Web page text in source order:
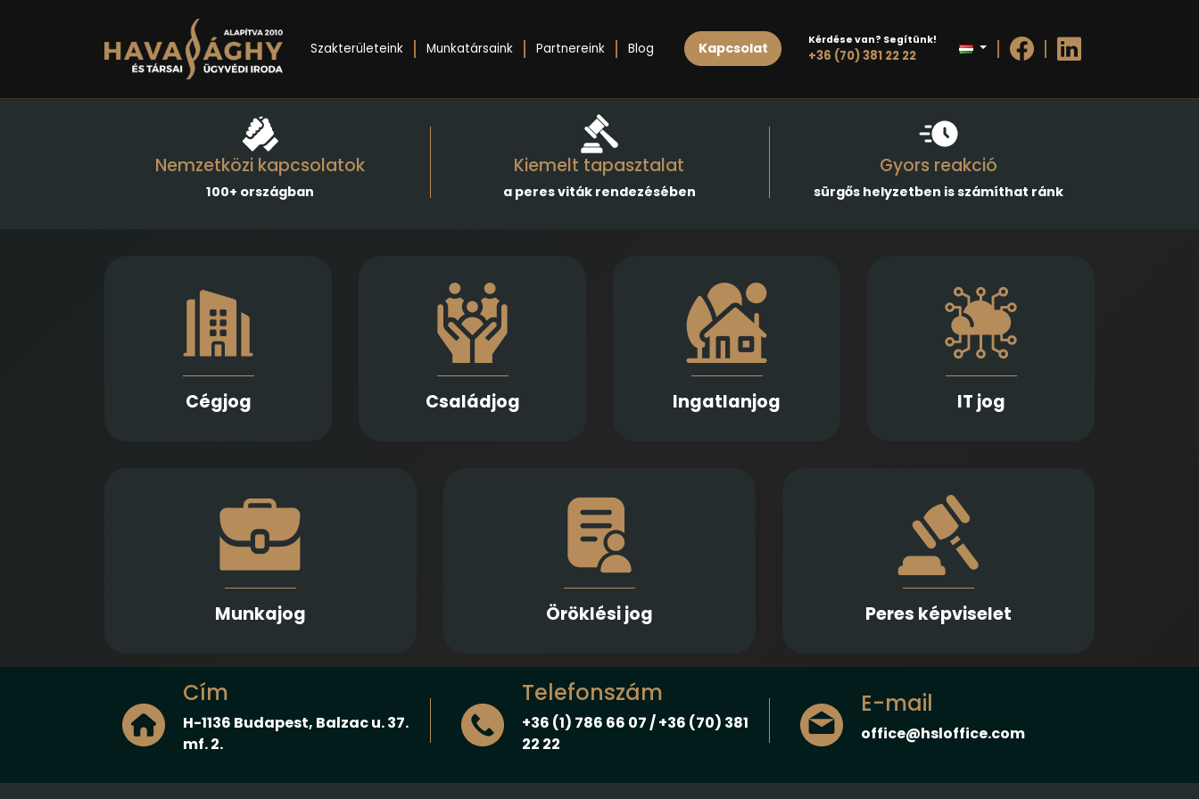
Szakterületeink Munkatársaink Partnereink Blog Kapcsolat Kérdése van? Segítünk!
+36 (70) 381 22 22
Nemzetközi kapcsolatok
100+ országban
Kiemelt tapasztalat
a peres viták rendezésében
Gyors reakció
sürgős helyzetben is számíthat ránk
Cégjog
alapításában,
módosításában és
átalakulásában biztosítunk
teljes körű szolgáltatást
Jogi képviseletet vállalunk
végelszámolás, csőd- és
felszámolási eljárás során
Családjog
Empatikus, megalapozott jogi
támogatást nyújtunk
házassági bontóper,
vagyonmegosztás, tartásdíj,
gyermekelhelyezés, szülői
gyámság kapcsán
Ingatlanjog
Ingatlan adásvétel,
ajándékozás, bérlet, fejlesztés
és beruházási szerződések
szakértő jogi előkészítését és
IT jog
Információs technológiai
szerződések, adatvédelmi és
szoftverjogi kérdések, AI -val
Munkajog
Munkaszerződések, belső szabályzatok és
munkaügyi viták kapcsán nyújtunk
hatékony tanácsadást és képviseletet
munkáltató és munkavállalók számára
Öröklési jog
Számíthat ránk végrendeletek és öröklési
szerződések elkészítésében,
megtámadhatóságuk vizsgálatában, illetve
Peres képviselet
Több különböző jogterületen nyújtunk
rutinos képviseletet első és másodfokon,
városi/kerületi és megyei, valamint
Cím
H-1136 Budapest, Balzac u. 37.
mf. 2.
Telefonszám
+36 (1) 786 66 07 / +36 (70) 381
22 22
E-mail
office@hsloffice.com